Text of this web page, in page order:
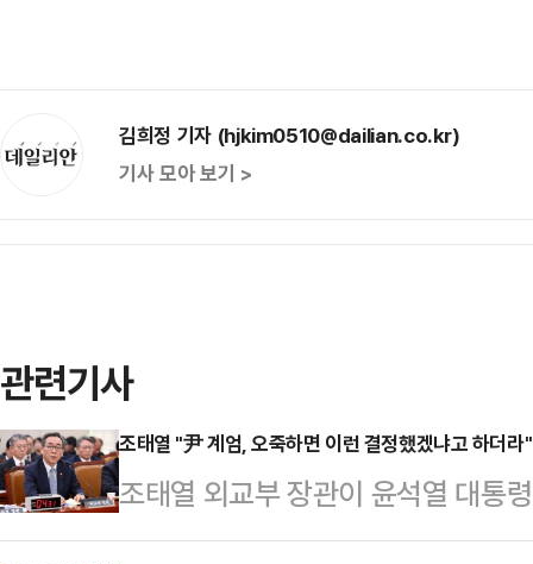
김희정 기자 (hjkim0510@dailian.co.kr)
기사 모아 보기 >
관련기사
조태열 "尹 계엄, 오죽하면 이런 결정했겠냐고 하더라"
조태열 외교부 장관이 윤석열 대통
죽하면 이런 결정을 했겠냐고 했다